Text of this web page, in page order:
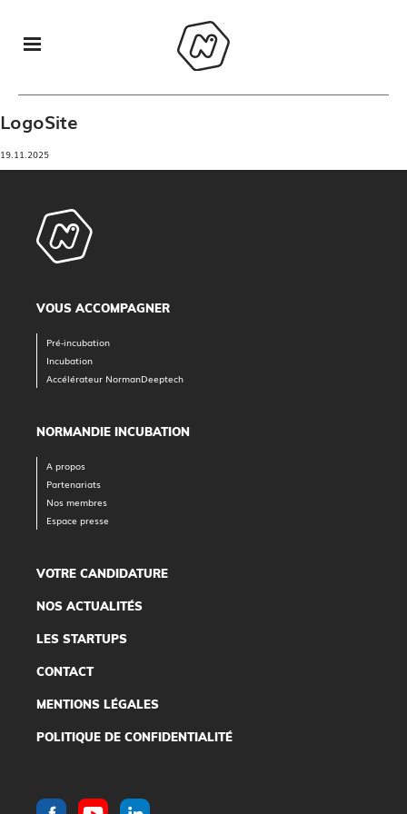
LogoSite
19.11.2025
VOUS ACCOMPAGNER
Pré-incubation
Incubation
Accélérateur NormanDeeptech
NORMANDIE INCUBATION
A propos
Partenariats
Nos membres
Espace presse
VOTRE CANDIDATURE
NOS ACTUALITÉS
LES STARTUPS
CONTACT
MENTIONS LÉGALES
POLITIQUE DE CONFIDENTIALITÉ